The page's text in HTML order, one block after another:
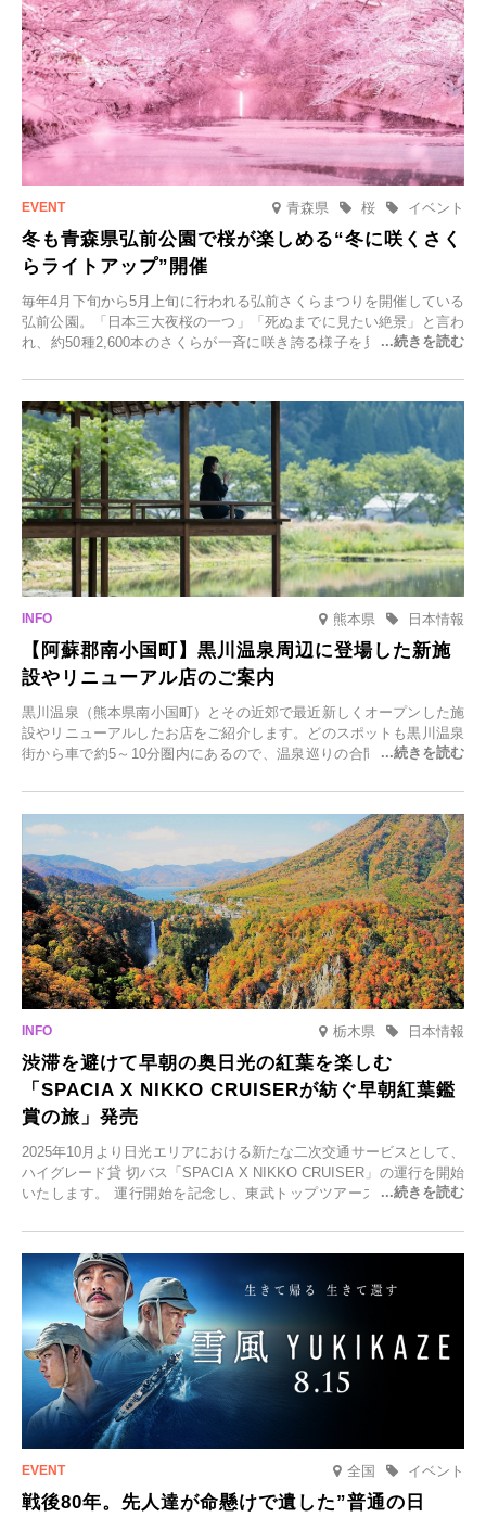
青森県 イベント
桜
冬も青森県弘前公園で桜が楽しめる“冬に咲くさく
らライトアップ”開催
毎年4月下旬から5月上旬に行われる弘前さくらまつりを開催している
弘前公園。「日本三大夜桜の一つ」「死ぬまでに見たい絶景」と言わ
れ、約50種2,600本のさくらが一斉に咲き誇る様子を見に、世界中か
日(月)～2026年2月28日(土)の期間、「冬に咲くさくらライトアップ」
を開催します。
熊本県 日本情報
【阿蘇郡南小国町】黒川温泉周辺に登場した新施
設やリニューアル店のご案内
黒川温泉（熊本県南小国町）とその近郊で最近新しくオープンした施
設やリニューアルしたお店をご紹介します。どのスポットも黒川温泉
街から車で約5～10分圏内にあるので、温泉巡りの合間に気軽に立ち
元食材にこだわったレストランなど、多彩な魅力が満載です。黒川温
泉の新たな楽しみとしてチェックしてみてください。
栃木県 日本情報
渋滞を避けて早朝の奥日光の紅葉を楽しむ
「SPACIA X NIKKO CRUISERが紡ぐ早朝紅葉鑑
賞の旅」発売
2025年10月より日光エリアにおける新たな二次交通サービスとして、
ハイグレード貸 切バス「SPACIA X NIKKO CRUISER」の運行を開始
いたします。 運行開始を記念し、東武トップツアーズ株式会社では
2025年9月12日(金)より発売いたします。
全国 イベント
戦後80年。先人達が命懸けで遺した”普通の日